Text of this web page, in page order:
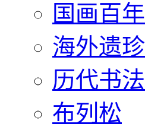
国画百年
海外遗珍
历代书法
布列松